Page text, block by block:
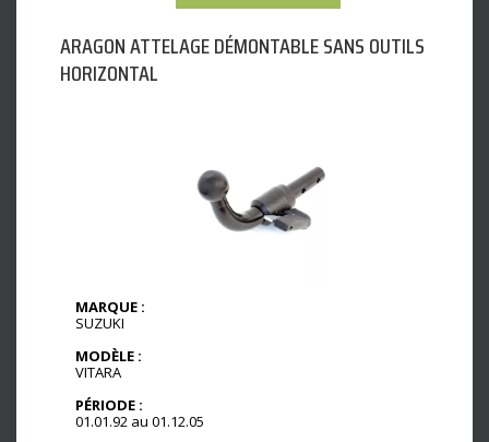
ARAGON ATTELAGE DÉMONTABLE SANS OUTILS
HORIZONTAL
MARQUE :
SUZUKI
MODÈLE :
VITARA
PÉRIODE :
01.01.92 au 01.12.05